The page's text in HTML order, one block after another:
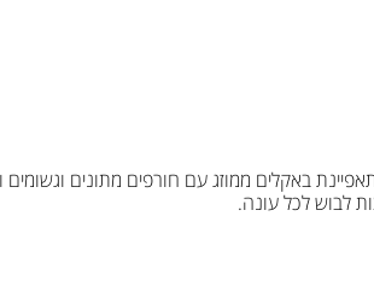
באקלים ממוזג עם חורפים מתונים וגשומים
לבוש לכל עונה.